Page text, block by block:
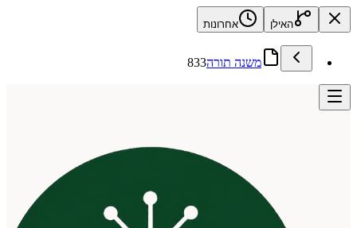
האילן אחרונות
משנה תורה833